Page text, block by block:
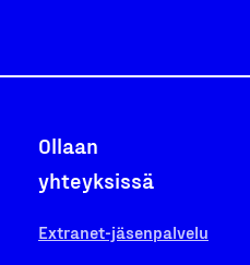
Ollaan
yhteyksissä
Extranet-jäsenpalvelu